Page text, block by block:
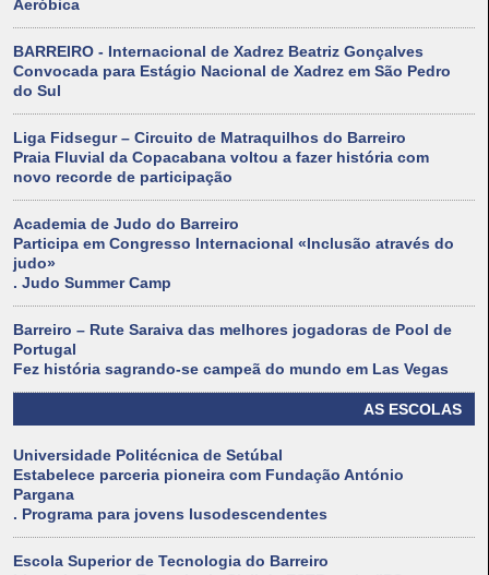
Aeróbica
BARREIRO - Internacional de Xadrez Beatriz Gonçalves
Convocada para Estágio Nacional de Xadrez em São Pedro
do Sul
Liga Fidsegur – Circuito de Matraquilhos do Barreiro
Praia Fluvial da Copacabana voltou a fazer história com
novo recorde de participação
Academia de Judo do Barreiro
Participa em Congresso Internacional «Inclusão através do
judo»
. Judo Summer Camp
Barreiro – Rute Saraiva das melhores jogadoras de Pool de
Portugal
Fez história sagrando-se campeã do mundo em Las Vegas
AS ESCOLAS
Universidade Politécnica de Setúbal
Estabelece parceria pioneira com Fundação António
Pargana
. Programa para jovens lusodescendentes
Escola Superior de Tecnologia do Barreiro